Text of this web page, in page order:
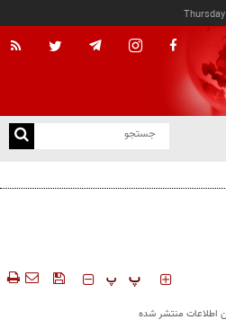
‍‍‍ پ پ
اطلاعات منتشر شده